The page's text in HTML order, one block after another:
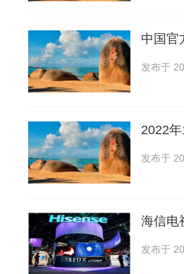
中国官
发布于
2022
发布于
海信电
发布于